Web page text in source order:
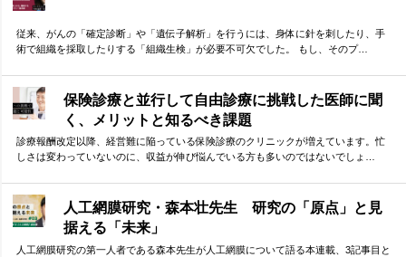
従来、がんの「確定診断」や「遺伝子解析」を行うには、身体に針を刺したり、手
術で組織を採取したりする「組織生検」が必要不可欠でした。 もし、そのプ…
保険診療と並行して自由診療に挑戦した医師に聞
く、メリットと知るべき課題
診療報酬改定以降、経営難に陥っている保険診療のクリニックが増えています。忙
しさは変わっていないのに、収益が伸び悩んでいる方も多いのではないでしょ…
人工網膜研究・森本壮先生 研究の「原点」と見
据える「未来」
人工網膜研究の第一人者である森本先生が人工網膜について語る本連載、3記事目と